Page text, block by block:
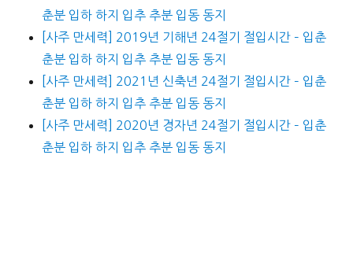
춘분 입하 하지 입추 추분 입동 동지
[사주 만세력] 2019년 기해년 24절기 절입시간 – 입춘
춘분 입하 하지 입추 추분 입동 동지
[사주 만세력] 2021년 신축년 24절기 절입시간 – 입춘
춘분 입하 하지 입추 추분 입동 동지
[사주 만세력] 2020년 경자년 24절기 절입시간 – 입춘
춘분 입하 하지 입추 추분 입동 동지